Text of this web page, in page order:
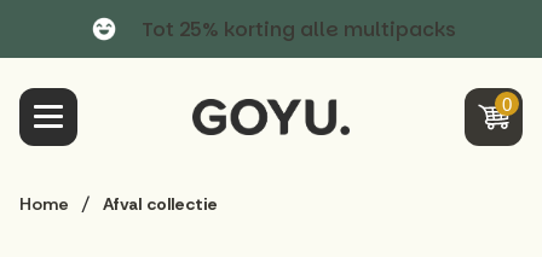
naar
Tot 25% korting alle multipacks
0
Home / Afval collectie